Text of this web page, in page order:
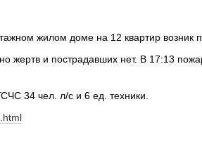
жилом доме на 12 квартир возник
жертв и пострадавших нет. В 17:13
34 чел. л/с и 6 ед. техники.